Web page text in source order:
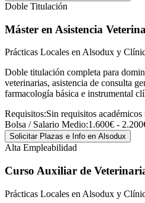
Doble Titulación
Máster en Asistencia
Prácticas Locales en Alsodux y
Doble titulación completa para
veterinarias, asistencia de consulta
farmacología básica e instrumental
Requisitos:Sin requisitos
Bolsa / Salario Medio:1.600€ -
Solicitar Plazas e Info en Alsodux
Alta Empleabilidad
Curso Auxiliar de
Prácticas Locales en Alsodux y